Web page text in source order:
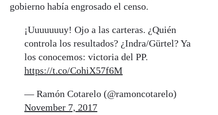
gobierno había engrosado el censo.
¡Uuuuuuuy! Ojo a las carteras. ¿Quién
controla los resultados? ¿Indra/Gürtel? Ya
los conocemos: victoria del PP.
https://t.co/CohiX57f6M
— Ramón Cotarelo (@ramoncotarelo)
November 7, 2017